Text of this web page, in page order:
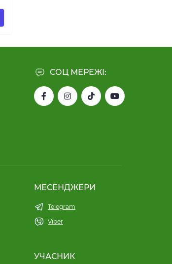
СОЦ МЕРЕЖІ:
МЕСЕНДЖЕРИ
Telegram
Viber
УЧАСНИК